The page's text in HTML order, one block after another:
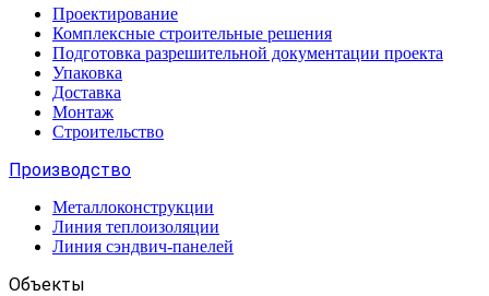
Проектирование
Комплексные строительные решения
Подготовка разрешительной документации проекта
Упаковка
Доставка
Монтаж
Строительство
Производство
Металлоконструкции
Линия теплоизоляции
Линия сэндвич-панелей
Объекты